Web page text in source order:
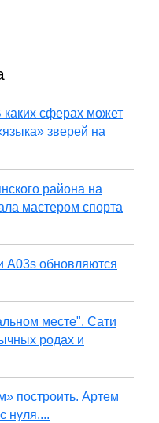
сферах может
зверей на
района на
мастером спорта
A03s обновляются
месте". Сати
родах и
построить. Артем
нуля....